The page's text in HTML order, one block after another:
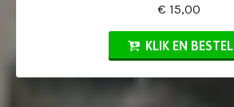
€ 15,00
KLIK EN BESTEL